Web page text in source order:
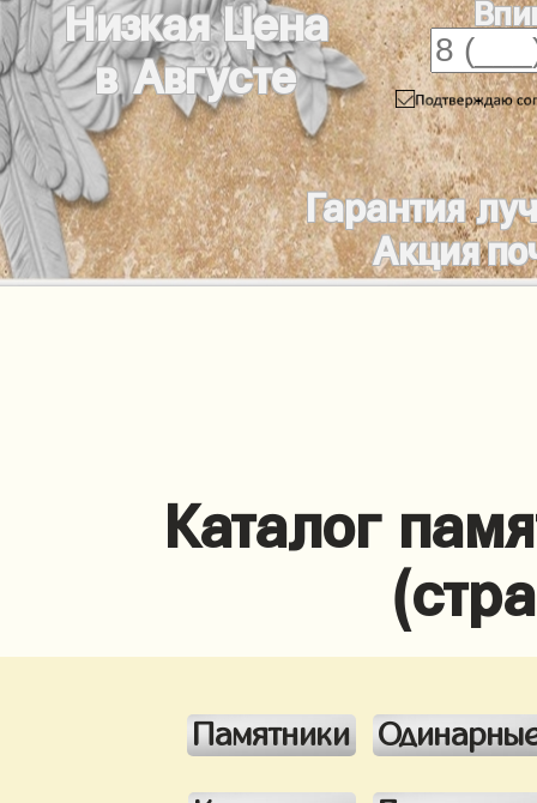
Низкая Цена
в Августе
Гарантия
Акция
Каталог
Памятники